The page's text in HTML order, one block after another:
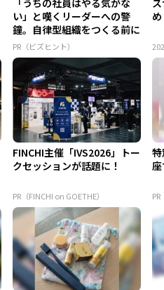
い」と嘆くリーダーへの警
鐘。自律型組織をつくる前に
外せな...
PR（ビズヒント）
め
FINCHI主催「IVS2026」トー
クセッションが話題に！
PR（FINCHI on GOETHE） PR